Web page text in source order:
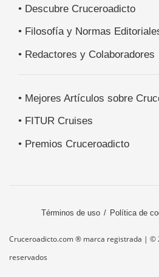
• Descubre Cruceroadicto
• Filosofía y Normas
• Redactores y Colaboradores
• Mejores Artículos sobre
• FITUR Cruises
• Premios Cruceroadicto
Términos de uso Política de
Cruceroadicto.com ® marca registrada | ©
reservados